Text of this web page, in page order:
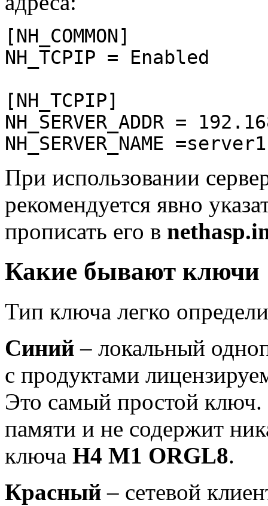
[NH_COMMON]
NH_TCPIP = Enabled
[NH_TCPIP]
NH_SERVER_ADDR =
NH_SERVER_NAME
При использовании
рекомендуется явно
прописать его в
Какие бывают ключи
Тип ключа легко
Синий – локальный
с продуктами
Это самый простой
памяти и не содержит
ключа H4 M1 ORGL8.
Красный – сетевой